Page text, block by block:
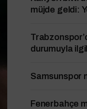
müjde geldi:
durumuyla
Samsunspor
Fenerbahçe